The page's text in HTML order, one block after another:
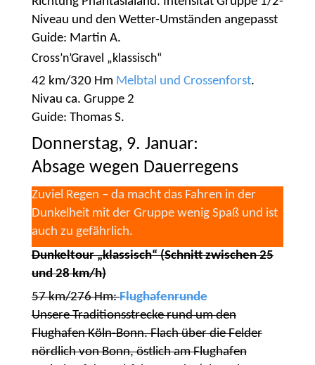
Niveau und den Wetter-Umständen angepasst
Guide: Martin A.
Cross’n’Gravel „klassisch“
42 km/320 Hm Melbtal und Crossenforst.
Nivau ca. Gruppe 2
Guide: Thomas S.
Donnerstag, 9. Januar:
Absage wegen Dauerregens
Zuviel Regen – da macht das Fahren in der
Dunkelheit mit der Gruppe wenig Spaß und ist
auch zu gefährlich.
Dunkeltour „klassisch“ (Schnitt zwischen 25
und 28 km/h)
57 km/276 Hm:Flughafenrunde
Unsere Traditionsstrecke rund um den
Flughafen Köln-Bonn. Flach über die Felder
nördlich von Bonn, östlich am Flughafen